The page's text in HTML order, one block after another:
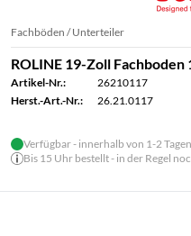
Fachböden / Unterteiler
ROLINE 19-Zoll Fachboden
Artikel-Nr.:
26210117
Herst.-Art.-Nr.:
26.21.0117
Verfügbar - innerhalb von 1-2
Bis 15 Uhr bestellt - in der Regel